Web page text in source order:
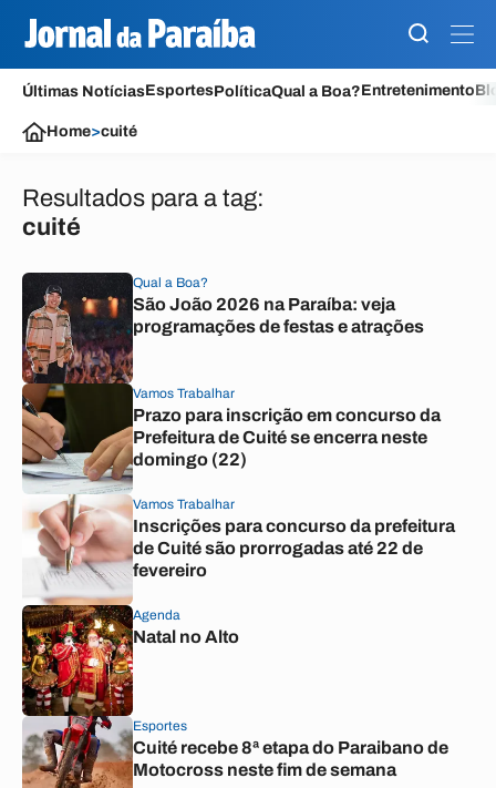
Últimas NotíciasEsportesPolíticaQual a Boa?Entretenimento
Home>cuité
Resultados para a tag:
cuité
Qual a Boa?
São João 2026 na Paraíba: veja
programações de festas e atrações
Vamos Trabalhar
Prazo para inscrição em concurso da
Prefeitura de Cuité se encerra neste
domingo (22)
Vamos Trabalhar
Inscrições para concurso da prefeitura
de Cuité são prorrogadas até 22 de
fevereiro
Agenda
Natal no Alto
Esportes
Cuité recebe 8ª etapa do Paraibano de
Motocross neste fim de semana